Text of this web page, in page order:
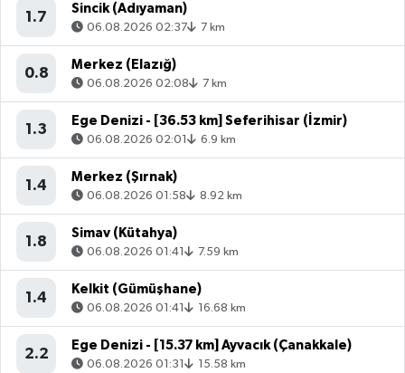
1.7
Sincik (Adıyaman)
06.08.2026 02:37 7 km
0.8
Merkez (Elazığ)
06.08.2026 02:08 7 km
1.3
Ege Denizi - [36.53 km] Seferihisar (İzmir)
06.08.2026 02:01 6.9 km
1.4
Merkez (Şırnak)
06.08.2026 01:58 8.92 km
1.8
Simav (Kütahya)
06.08.2026 01:41 7.59 km
1.4
Kelkit (Gümüşhane)
06.08.2026 01:41 16.68 km
2.2
Ege Denizi - [15.37 km] Ayvacık (Çanakkale)
06.08.2026 01:31 15.58 km